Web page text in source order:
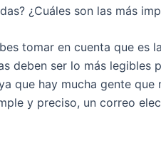
¿Cuáles son las más
tomar en cuenta que es
deben ser lo más legibles
que hay mucha gente
y preciso, un correo